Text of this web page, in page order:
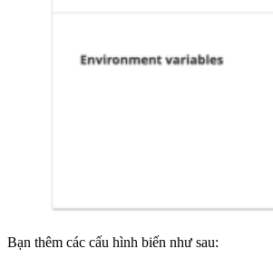
Bạn thêm các cấu hình biến như sau: